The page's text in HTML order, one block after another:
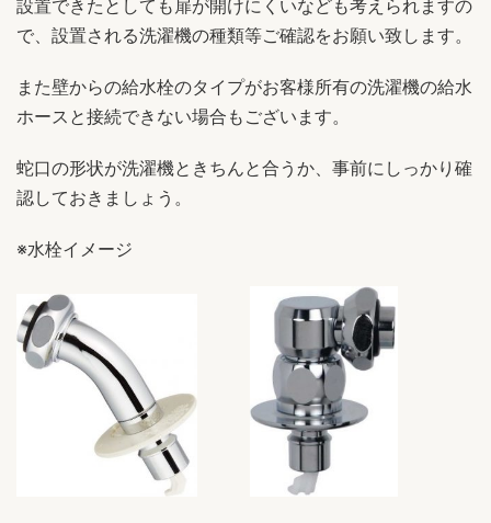
設置できたとしても扉が開けにくいなども考えられますの
で、設置される洗濯機の種類等ご確認をお願い致します。
また壁からの給水栓のタイプがお客様所有の洗濯機の給水
ホースと接続できない場合もございます。
蛇口の形状が洗濯機ときちんと合うか、事前にしっかり確
認しておきましょう。
※水栓イメージ